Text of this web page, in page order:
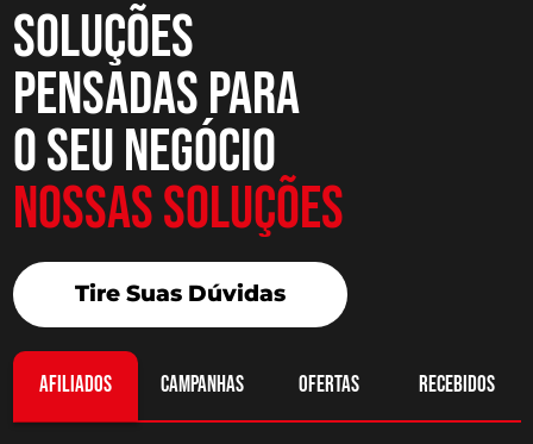
Soluções
pensadas para
o seu negócio
Nossas Soluções
Tire Suas Dúvidas
afiliados campanhas ofertas recebidos